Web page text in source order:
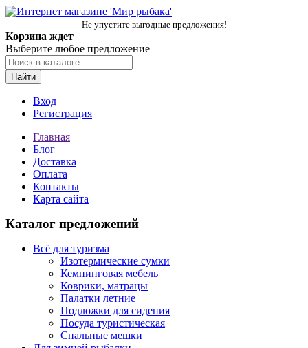
Не упустите выгодные предложения!
Корзина ждет
Выберите любое предложение
Найти
Вход
Регистрация
Главная
Блог
Доставка
Оплата
Контакты
Карта сайта
Каталог предложений
Всё для туризма
Изотермические сумки
Кемпинговая мебель
Коврики, матрацы
Палатки летние
Подложки для сидения
Посуда туристическая
Спальные мешки